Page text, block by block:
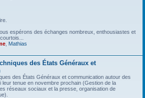
espérons des échanges nombreux, enthousiastes et
Mathias
des États Généraux et
des États Généraux et communication autour des
leur tenue en novembre prochain (Gestion de la
réseaux sociaux et la presse, organisation de